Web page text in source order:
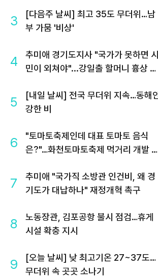
3
[다음주 날씨] 최고 35도 무더위…남
부 가뭄 '비상'
4
추미애 경기도지사 "국가가 못하면 시
민이 외쳐야"...강일출 할머니 흉상 앞
5
[내일 날씨] 전국 무더위 지속…동해안
강한 비
6
"토마토축제인데 대표 토마토 음식
은?"…화천토마토축제 먹거리 개발 과
7
추미애 "국가직 소방관 인건비, 왜 경
기도가 대납하나" 재정개혁 촉구
8
노동장관, 김포공항 불시 점검…휴게
시설 확충 지시
9
[오늘 날씨] 낮 최고기온 27~37도…
무더위 속 곳곳 소나기